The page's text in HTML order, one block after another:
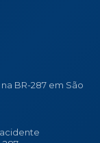
BR-287 em São